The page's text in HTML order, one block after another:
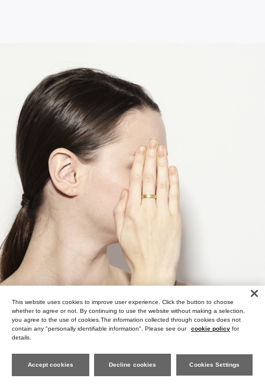
This website uses cookies to improve user experience. Click the button to choose
whether to agree or not. By continuing to use the website without making a selection,
you agree to the use of cookies.The information collected through cookies does not
contain any "personally identifiable information". Please see our
cookie policy for
details.
Cookies Settings
Decline cookies
Accept cookies